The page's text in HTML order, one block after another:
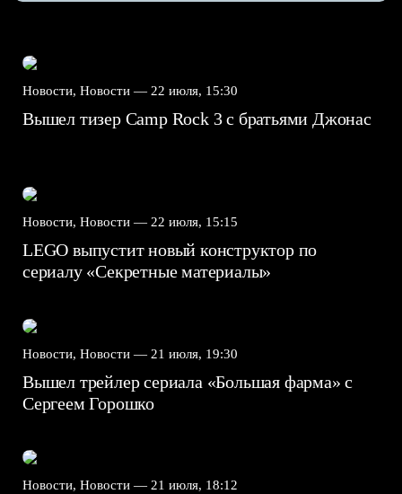
Новости, Новости — 22 июля, 15:30
Вышел тизер Camp Rock 3 с братьями Джонас
Новости, Новости — 22 июля, 15:15
LEGO выпустит новый конструктор по
сериалу «Секретные материалы»
Новости, Новости — 21 июля, 19:30
Вышел трейлер сериала «Большая фарма» с
Сергеем Горошко
Новости, Новости — 21 июля, 18:12